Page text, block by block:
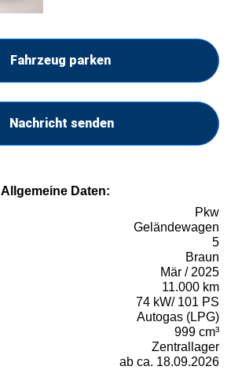
Fahrzeug parken
Nachricht senden
Allgemeine Daten:
Pkw
Geländewagen
5
Braun
Mär / 2025
11.000 km
74 kW/ 101 PS
Autogas (LPG)
999 cm³
Zentrallager
ab ca. 18.09.2026